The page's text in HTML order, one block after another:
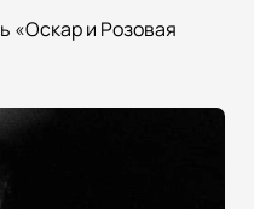
«Оскар и Розовая